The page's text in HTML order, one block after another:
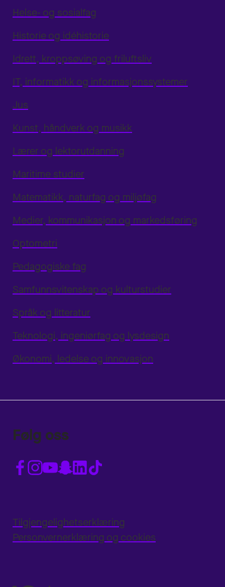
Helse- og sosialfag
Historie og idéhistorie
Idrett, kroppsøving og friluftsliv
IT, informatikk og informasjonssystemer
Jus
Kunst, håndverk og musikk
Lærer og lektorutdanning
Maritime studier
Matematikk, naturfag og miljøfag
Medier, kommunikasjon og markedsføring
Optometri
Pedagogiske fag
Samfunnsvitenskap og kulturstudier
Språk og litteratur
Teknologi, ingeniørfag og lysdesign
Økonomi, ledelse og innovasjon
Følg oss
Tilgjengelighetserklæring
Personvernerklæring og cookies